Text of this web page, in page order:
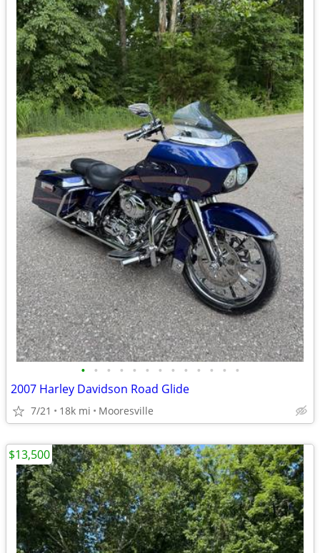
• • • • • • • • • • • • •
2007 Harley Davidson Road Glide
7/21 18k mi Mooresville
$13,500